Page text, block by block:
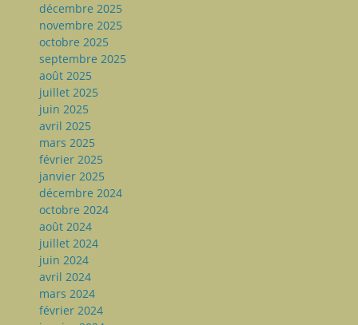
décembre 2025
novembre 2025
octobre 2025
septembre 2025
août 2025
juillet 2025
juin 2025
avril 2025
mars 2025
février 2025
janvier 2025
décembre 2024
octobre 2024
août 2024
juillet 2024
juin 2024
avril 2024
mars 2024
février 2024